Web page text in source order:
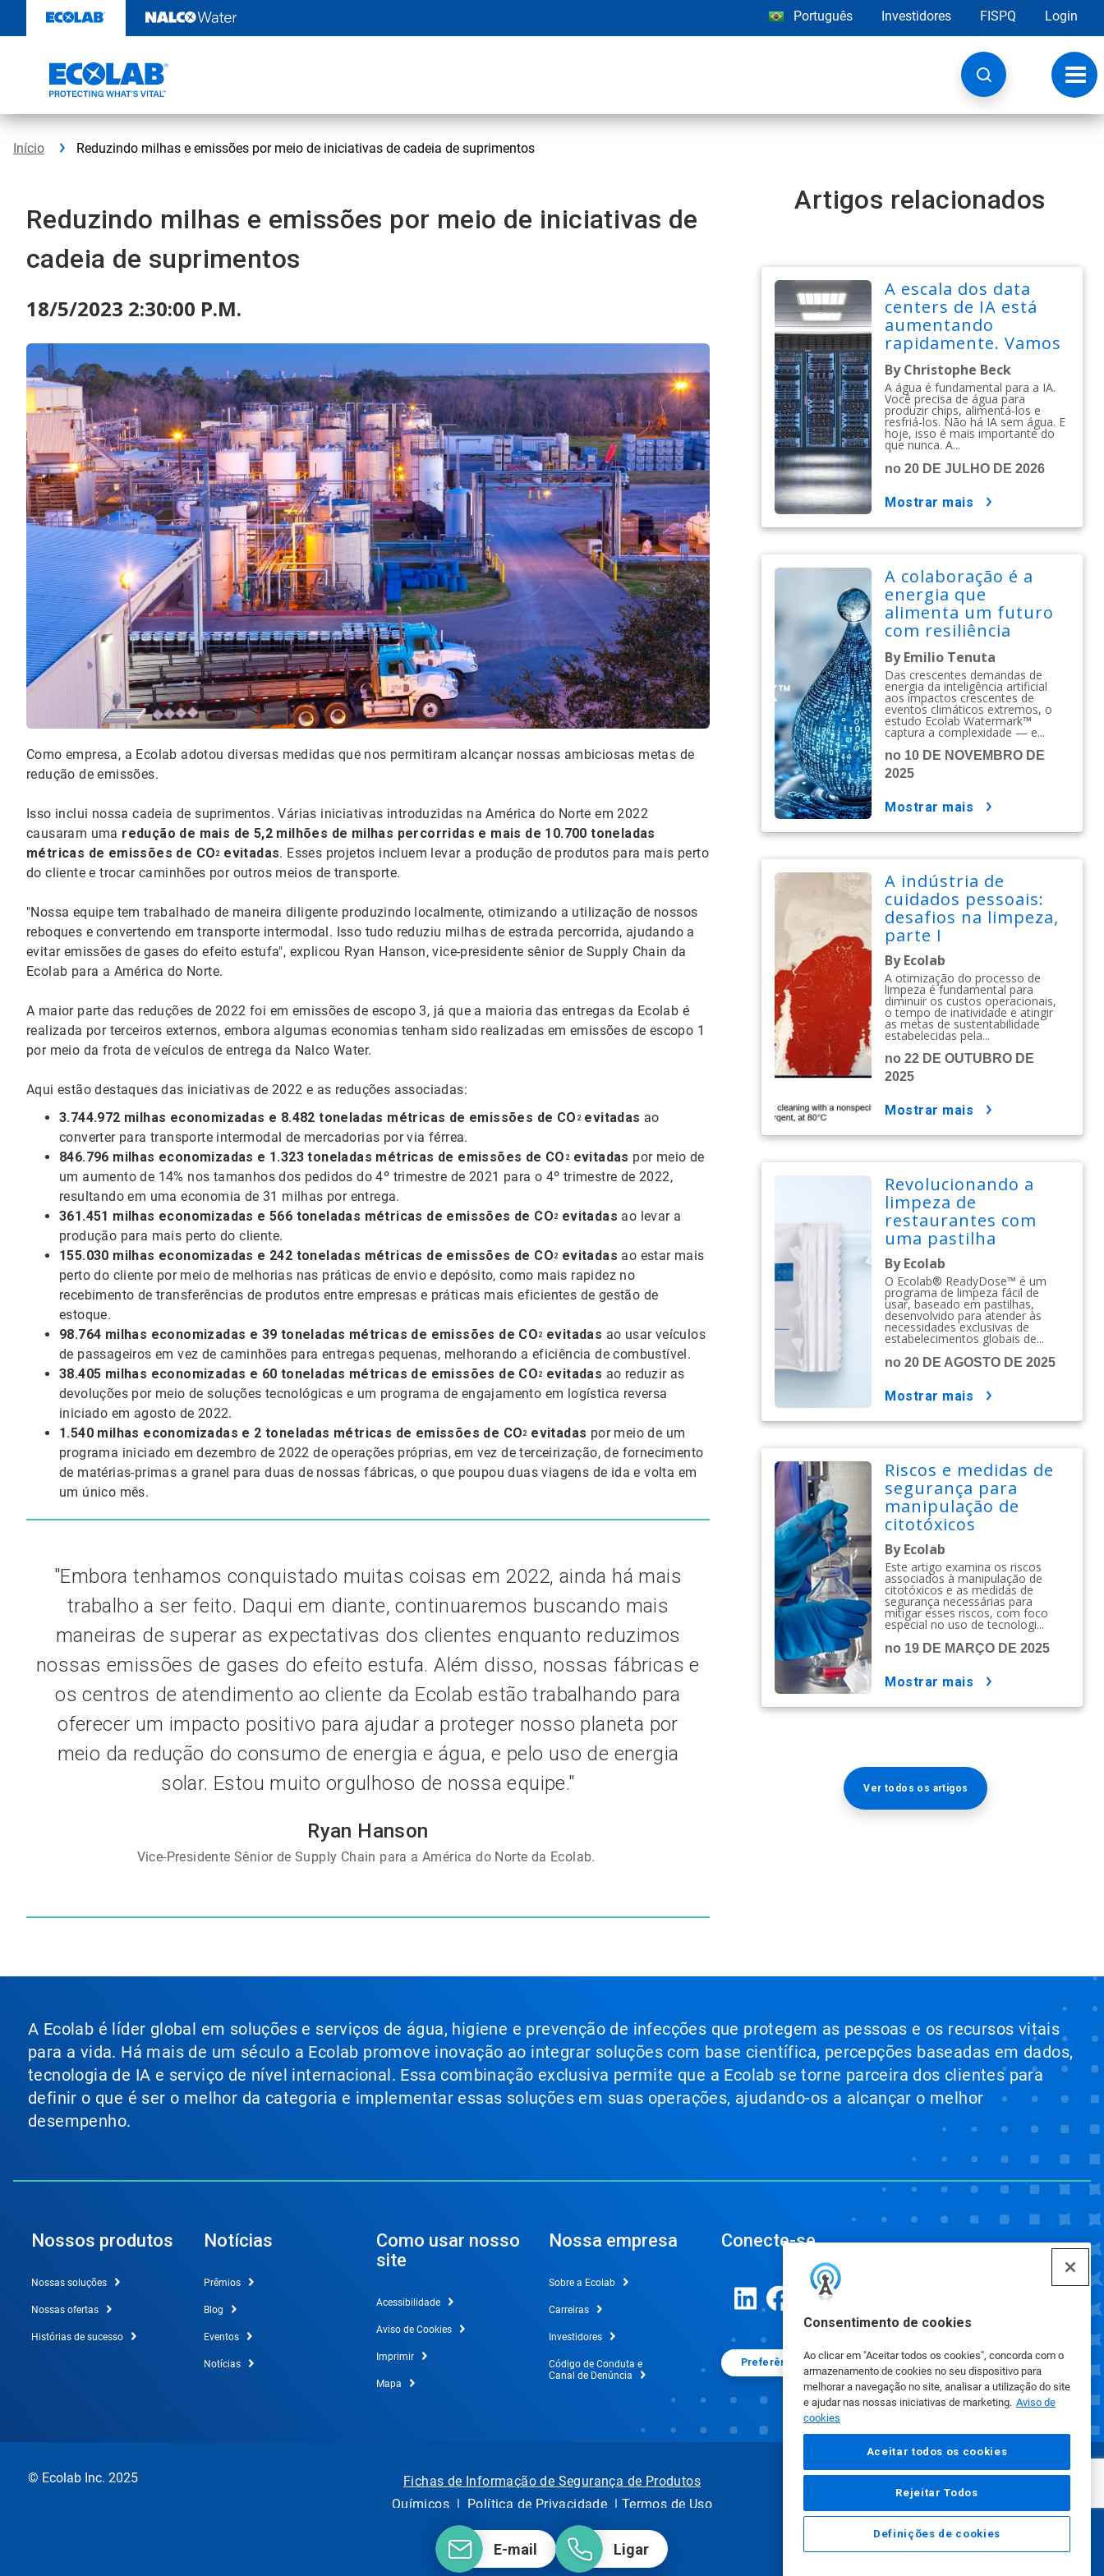
o
Consentimento de cookies
Ao clicar em "Aceitar todos os cookies", concorda com o
armazenamento de cookies no seu dispositivo para
melhorar a navegação no site, analisar a utilização do site
e ajudar nas nossas iniciativas de marketing. Aviso de
cookies
Aceitar todos os cookies
Rejeitar Todos
Definições de cookies
Português Investidores FISPQ Login
Início Reduzindo milhas e emissões por meio de iniciativas de cadeia de suprimentos
Reduzindo milhas e emissões por meio de iniciativas de
cadeia de suprimentos
18/5/2023 2:30:00 P.M.
Como empresa, a Ecolab adotou diversas medidas que nos permitiram alcançar nossas ambiciosas metas de
redução de emissões.
Isso inclui nossa cadeia de suprimentos. Várias iniciativas introduzidas na América do Norte em 2022
causaram uma redução de mais de 5,2 milhões de milhas percorridas e mais de 10.700 toneladas
métricas de emissões de CO 2 evitadas. Esses projetos incluem levar a produção de produtos para mais perto
do cliente e trocar caminhões por outros meios de transporte.
"Nossa equipe tem trabalhado de maneira diligente produzindo localmente, otimizando a utilização de nossos
reboques e convertendo em transporte intermodal. Isso tudo reduziu milhas de estrada percorrida, ajudando a
evitar emissões de gases do efeito estufa", explicou Ryan Hanson, vice-presidente sênior de Supply Chain da
Ecolab para a América do Norte.
A maior parte das reduções de 2022 foi em emissões de escopo 3, já que a maioria das entregas da Ecolab é
realizada por terceiros externos, embora algumas economias tenham sido realizadas em emissões de escopo 1
por meio da frota de veículos de entrega da Nalco Water.
Aqui estão destaques das iniciativas de 2022 e as reduções associadas:
3.744.972 milhas economizadas e 8.482 toneladas métricas de emissões de CO 2 evitadas ao
converter para transporte intermodal de mercadorias por via férrea.
846.796 milhas economizadas e 1.323 toneladas métricas de emissões de CO 2 evitadas por meio de
um aumento de 14% nos tamanhos dos pedidos do 4º trimestre de 2021 para o 4º trimestre de 2022,
resultando em uma economia de 31 milhas por entrega.
361.451 milhas economizadas e 566 toneladas métricas de emissões de CO 2 evitadas ao levar a
produção para mais perto do cliente.
155.030 milhas economizadas e 242 toneladas métricas de emissões de CO 2 evitadas ao estar mais
perto do cliente por meio de melhorias nas práticas de envio e depósito, como mais rapidez no
recebimento de transferências de produtos entre empresas e práticas mais eficientes de gestão de
estoque.
98.764 milhas economizadas e 39 toneladas métricas de emissões de CO 2 evitadas ao usar veículos
de passageiros em vez de caminhões para entregas pequenas, melhorando a eficiência de combustível.
38.405 milhas economizadas e 60 toneladas métricas de emissões de CO 2 evitadas ao reduzir as
devoluções por meio de soluções tecnológicas e um programa de engajamento em logística reversa
iniciado em agosto de 2022.
1.540 milhas economizadas e 2 toneladas métricas de emissões de CO 2 evitadas por meio de um
programa iniciado em dezembro de 2022 de operações próprias, em vez de terceirização, de fornecimento
de matérias-primas a granel para duas de nossas fábricas, o que poupou duas viagens de ida e volta em
um único mês.
"Embora tenhamos conquistado muitas coisas em 2022, ainda há mais
trabalho a ser feito. Daqui em diante, continuaremos buscando mais
maneiras de superar as expectativas dos clientes enquanto reduzimos
nossas emissões de gases do efeito estufa. Além disso, nossas fábricas e
os centros de atendimento ao cliente da Ecolab estão trabalhando para
oferecer um impacto positivo para ajudar a proteger nosso planeta por
meio da redução do consumo de energia e água, e pelo uso de energia
solar. Estou muito orgulhoso de nossa equipe."
Ryan Hanson
Vice-Presidente Sênior de Supply Chain para a América do Norte da Ecolab.
Artigos relacionados
A escala dos data
centers de IA está
aumentando
rapidamente. Vamos
construí-los da
maneira certa.
By Christophe Beck
A água é fundamental para a IA.
Você precisa de água para
produzir chips, alimentá-los e
resfriá-los. Não há IA sem água. E
hoje, isso é mais importante do
que nunca. A...
no 20 DE JULHO DE 2026
mostrar mais
A colaboração é a
energia que
alimenta um futuro
com resiliência
hídrica
By Emilio Tenuta
Das crescentes demandas de
energia da inteligência artificial
aos impactos crescentes de
eventos climáticos extremos, o
estudo Ecolab Watermark™
captura a complexidade — e...
no 10 DE NOVEMBRO DE
2025
mostrar mais
A indústria de
cuidados pessoais:
desafios na limpeza,
parte I
By Ecolab
A otimização do processo de
limpeza é fundamental para
diminuir os custos operacionais,
o tempo de inatividade e atingir
as metas de sustentabilidade
estabelecidas pela...
no 22 DE OUTUBRO DE
2025
mostrar mais
Revolucionando a
limpeza de
restaurantes com
uma pastilha
By Ecolab
O Ecolab® ReadyDose™ é um
programa de limpeza fácil de
usar, baseado em pastilhas,
desenvolvido para atender às
necessidades exclusivas de
estabelecimentos globais de...
no 20 DE AGOSTO DE 2025
mostrar mais
Riscos e medidas de
segurança para
manipulação de
citotóxicos
By Ecolab
Este artigo examina os riscos
associados à manipulação de
citotóxicos e as medidas de
segurança necessárias para
mitigar esses riscos, com foco
especial no uso de tecnologi...
no 19 DE MARÇO DE 2025
mostrar mais
Ver todos os artigos
A Ecolab é líder global em soluções e serviços de água, higiene e prevenção de infecções que protegem as pessoas e os recursos vitais
para a vida. Há mais de um século a Ecolab promove inovação ao integrar soluções com base científica, percepções baseadas em dados,
tecnologia de IA e serviço de nível internacional. Essa combinação exclusiva permite que a Ecolab se torne parceira dos clientes para
definir o que é ser o melhor da categoria e implementar essas soluções em suas operações, ajudando-os a alcançar o melhor
desempenho.
Nossos produtos
Nossas soluções
Nossas ofertas
Histórias de sucesso
Notícias
Prêmios
Blog
Eventos
Notícias
Como usar nosso
site
Acessibilidade
Aviso de Cookies
Imprimir
Mapa
Nossa empresa
Sobre a Ecolab
Carreiras
Investidores
Código de Conduta e
Canal de Denúncia
Conecte-se
Preferências de cookies
E-mail Ligar
© Ecolab Inc. 2025
Fichas de Informação de Segurança de Produtos
Químicos | Política de Privacidade | Termos de Uso